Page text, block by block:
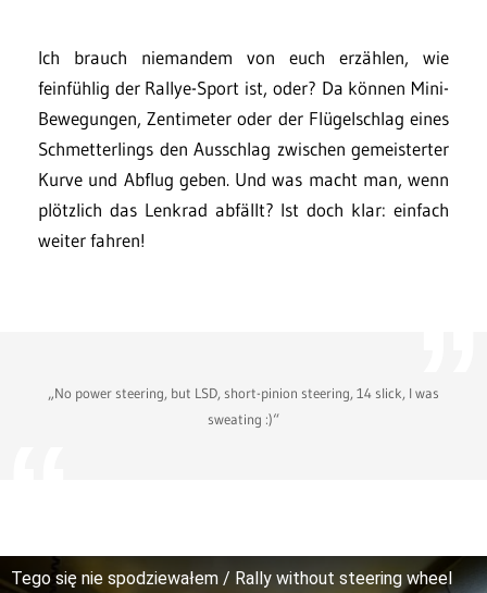
Ich brauch niemandem von euch erzählen, wie
feinfühlig der Rallye-Sport ist, oder? Da können Mini-
Bewegungen, Zentimeter oder der Flügelschlag eines
Schmetterlings den Ausschlag zwischen gemeisterter
Kurve und Abflug geben. Und was macht man, wenn
plötzlich das Lenkrad abfällt? Ist doch klar: einfach
weiter fahren!
„No power steering, but LSD, short-pinion steering, 14 slick, I was
sweating :)“
Tego się nie spodziewałem / Rally without steering wheel